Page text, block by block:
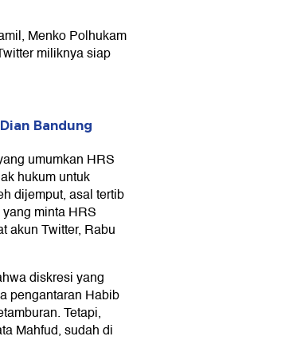
Menko Polhukam
miliknya siap
Bandung
umumkan HRS
hukum untuk
dijemput, asal tertib
minta HRS
akun Twitter, Rabu
diskresi yang
pengantaran Habib
Tetapi,
Mahfud, sudah di